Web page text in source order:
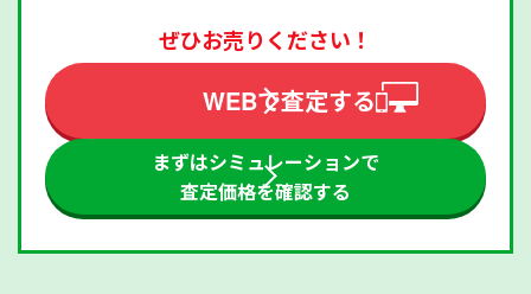
ぜひお売りください！
WEBで査定する
まずはシミュレーションで
査定価格を確認する